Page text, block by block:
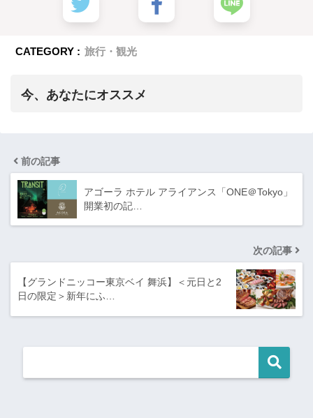
CATEGORY : 旅行・観光
今、あなたにオススメ
前の記事
アゴーラ ホテル アライアンス「ONE＠Tokyo」
開業初の記…
次の記事
【グランドニッコー東京ベイ 舞浜】＜元日と2
日の限定＞新年にふ…